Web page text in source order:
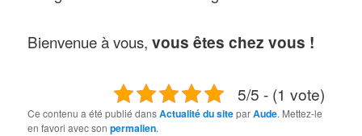
Bienvenue à vous,vous êtes chez vous !
5/5 - (1 vote)
Ce contenu a été publié dansActualité du siteparAude. Mettez-le
en favori avec sonpermalien.